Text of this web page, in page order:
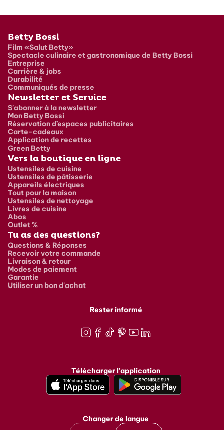
Pied de page
Betty Bossi
Film «Salut Betty»
Spectacle culinaire et gastronomique de Betty Bossi
Entreprise
Carrière & jobs
Durabilité
Communiqués de presse
Newsletter et Service
S'abonner à la newsletter
Mon Betty Bossi
Réservation d’espaces publicitaires
Carte-cadeaux
Application de recettes
Green Betty
Vers la boutique en ligne
Ustensiles de cuisine
Ustensiles de pâtisserie
Appareils électriques
Tout pour la maison
Ustensiles de nettoyage
Livres de cuisine
Abos
Outlet %
Tu as des questions?
Questions & Réponses
Recevoir votre commande
Livraison & retour
Modes de paiement
Garantie
Utiliser un bon d'achat
Rester informé
Télécharger l'application
Changer de langue